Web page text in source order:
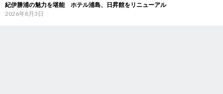
紀伊勝浦の魅力を堪能 ホテル浦島、日昇館をリニューアル
2026年8月3日